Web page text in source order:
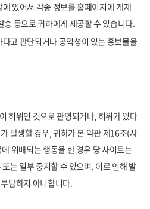
있어서 각종 정보를 홈페이지에 게재
송 등으로 귀하에게 제공할 수 있습니다.
고 판단되거나 공익성이 있는 홍보물을
허위인 것으로 판명되거나, 허위가 있다
발생할 경우, 귀하가 본 약관 제16조(사
위배되는 행동을 한 경우 당 사이트는
는 일부 중지할 수 있으며, 이로 인해 발
담하지 아니합니다.